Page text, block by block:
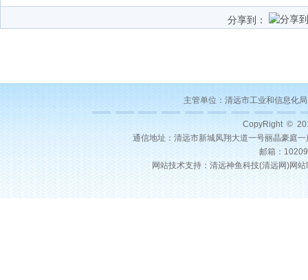
分享到：
主管单位： 清远市工业和信息化局
CopyRight ©
通信地址：清远市新城凤翔大道一号丽晶豪庭
邮箱：
网站技术支持： 清远神鱼科技(清远网)网